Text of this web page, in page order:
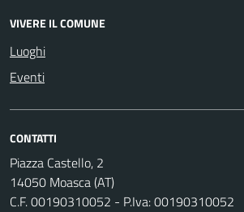
VIVERE IL COMUNE
Luoghi
Eventi
CONTATTI
Piazza Castello, 2
14050 Moasca (AT)
C.F. 00190310052 - P.Iva: 00190310052